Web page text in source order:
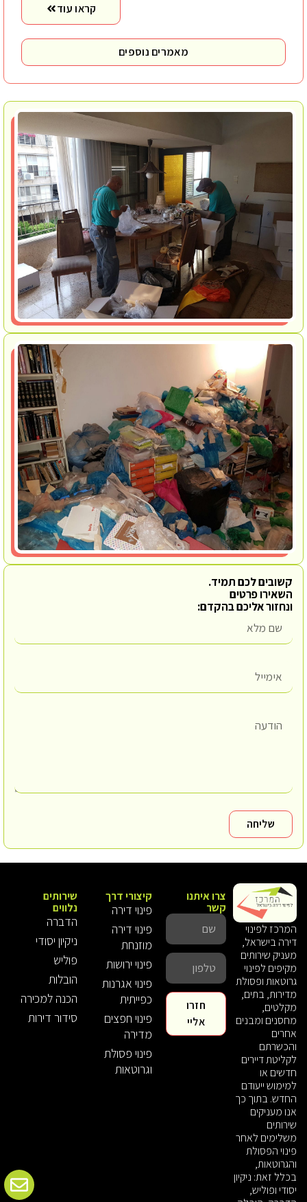
קראו עוד
מאמרים נוספים
קשובים לכם תמיד.
השאירו פרטים
ונחזור אליכם בהקדם:
שליחה
המרכז לפינוי
דירה בישראל,
מעניק שירותים
מקיפים לפינוי
גרוטאות ופסולת
מדירות, בתים,
מקלטים,
מחסנים ומבנים
אחרים
והכשרתם
לקליטת דיירים
חדשים או
למימוש ייעודם
החדש. בתוך כך
אנו מעניקים
שירותים
משלימים לאחר
פינוי הפסולת
והגרוטאות,
בכלל זאת: ניקיון
יסודי ופוליש,
קיצורי דרך
פינוי דירה
פינוי דירה
מוזנחת
פינוי ירושות
פינוי אגרנות
כפייתית
פינוי חפצים
מדירה
פינוי פסולת
וגרוטאות
שירותים
נלווים
הדברה
ניקיון יסודי
פוליש
הובלות
הכנה למכירה
סידור דירות
צרו איתנו
קשר
חזרו
אליי